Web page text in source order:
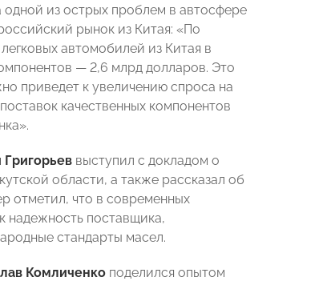
из острых проблем в автосфере
рынок из Китая: «По
автомобилей из Китая в
— 2,6 млрд долларов. Это
приведет к увеличению спроса на
качественных компонентов
Григорьев выступил с докладом о
области, а также рассказал об
отметил, что в современных
надежность поставщика,
стандарты масел.
Комличенко поделился опытом